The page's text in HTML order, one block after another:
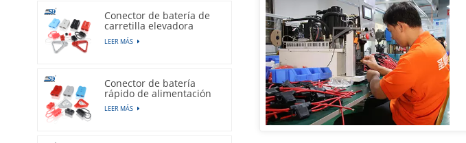
Conector de batería de
carretilla elevadora
175A 600V
LEER MÁS
Conector de batería
rápido de alimentación
350A 600V
LEER MÁS